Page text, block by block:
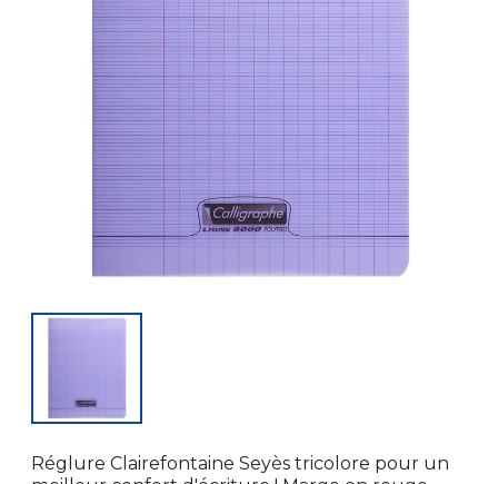
Réglure Clairefontaine Seyès tricolore pour un